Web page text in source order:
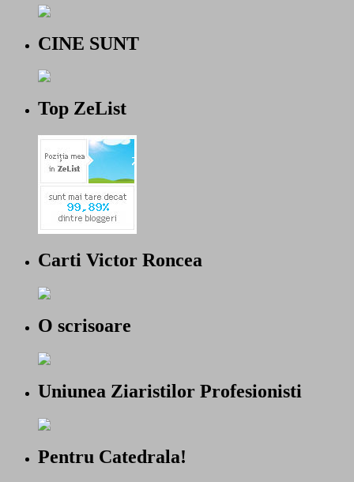
CINE SUNT
Top ZeList
Carti Victor Roncea
O scrisoare
Uniunea Ziaristilor Profesionisti
Pentru Catedrala!